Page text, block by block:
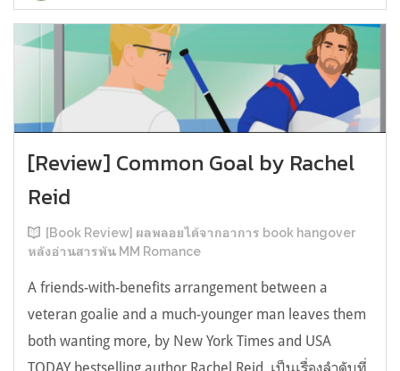
[Review] Common Goal by Rachel
Reid
[Book Review] ผลพลอยได้จากอาการ book hangover
หลังอ่านสารพัน MM Romance
A friends-with-benefits arrangement between a
veteran goalie and a much-younger man leaves them
both wanting more, by New York Times and USA